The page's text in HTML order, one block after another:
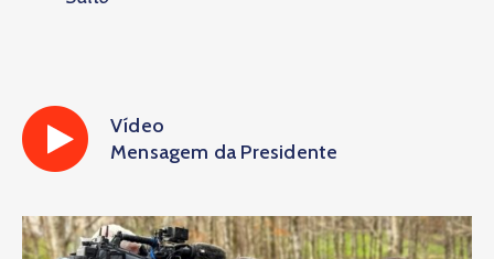
Vídeo
Mensagem da Presidente